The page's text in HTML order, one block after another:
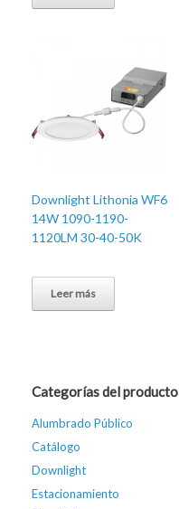
Downlight Lithonia WF6
14W 1090-1190-
1120LM 30-40-50K
Leer más
Categorías del producto
Alumbrado Público
Catálogo
Downlight
Estacionamiento